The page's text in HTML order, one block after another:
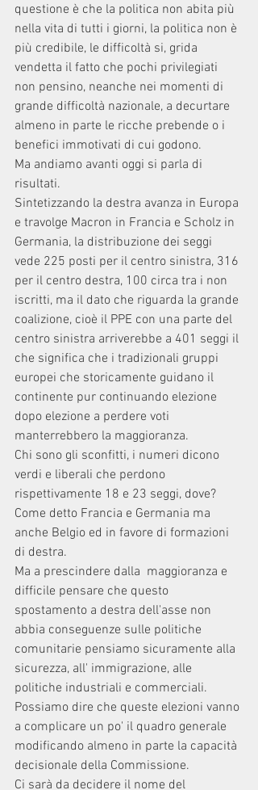
questione è che la politica non abita più
nella vita di tutti i giorni, la politica non è
più credibile, le difficoltà si, grida
vendetta il fatto che pochi privilegiati
non pensino, neanche nei momenti di
grande difficoltà nazionale, a decurtare
almeno in parte le ricche prebende o i
benefici immotivati di cui godono.
Ma andiamo avanti oggi si parla di
risultati.
Sintetizzando la destra avanza in Europa
e travolge Macron in Francia e Scholz in
Germania, la distribuzione dei seggi
vede 225 posti per il centro sinistra, 316
per il centro destra, 100 circa tra i non
iscritti, ma il dato che riguarda la grande
coalizione, cioè il PPE con una parte del
centro sinistra arriverebbe a 401 seggi il
che significa che i tradizionali gruppi
europei che storicamente guidano il
continente pur continuando elezione
dopo elezione a perdere voti
manterrebbero la maggioranza.
Chi sono gli sconfitti, i numeri dicono
verdi e liberali che perdono
rispettivamente 18 e 23 seggi, dove?
Come detto Francia e Germania ma
anche Belgio ed in favore di formazioni
di destra.
Ma a prescindere dalla  maggioranza e
difficile pensare che questo
spostamento a destra dell'asse non
abbia conseguenze sulle politiche
comunitarie pensiamo sicuramente alla
sicurezza, all' immigrazione, alle
politiche industriali e commerciali.
Possiamo dire che queste elezioni vanno
a complicare un po' il quadro generale
modificando almeno in parte la capacità
decisionale della Commissione.
Ci sarà da decidere il nome del